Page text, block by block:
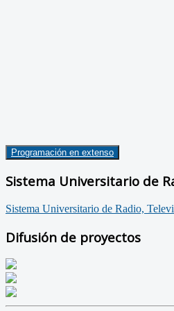
Programación en extenso
Sistema Universitario de
Sistema Universitario de Radio,
Difusión de proyectos